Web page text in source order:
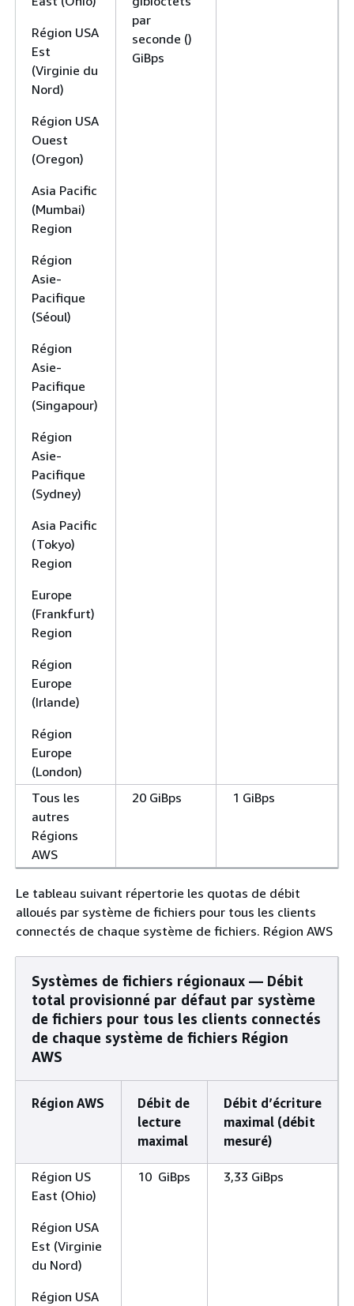
Région USA
Est
(Virginie du
Nord)
Région USA
Ouest
(Oregon)
Asia Pacific
(Mumbai)
Region
Région
Asie-
Pacifique
(Séoul)
Région
Asie-
Pacifique
(Singapour)
Région
Asie-
Pacifique
(Sydney)
Asia Pacific
(Tokyo)
Region
Europe
(Frankfurt)
Region
Région
Europe
(Irlande)
Région
Europe
(London)
par
seconde ()
GiBps
Tous les
autres
Régions
AWS
20 GiBps 1 GiBps
Le tableau suivant répertorie les quotas de débit
alloués par système de fichiers pour tous les clients
connectés de chaque système de fichiers. Région AWS
Systèmes de fichiers régionaux — Débit
total provisionné par défaut par système
de fichiers pour tous les clients connectés
de chaque système de fichiers Région
AWS
Région AWS
Débit de
lecture
maximal
Débit d’écriture
maximal (débit
mesuré)
Région US
East (Ohio)
Région USA
Est (Virginie
du Nord)
Région USA
10 GiBps 3,33 GiBps